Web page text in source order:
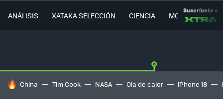
ANÁLISIS XATAKA SELECCIÓN CIENCIA MOVILIDAD
Suscríbete a
HOY SE HABLA DE
China Tim Cook NASA Ola de calor iPhone 18